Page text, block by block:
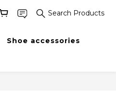
Search Products
Shoe accessories